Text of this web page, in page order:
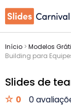
Início > Modelos
Building para
Slides de
0 0